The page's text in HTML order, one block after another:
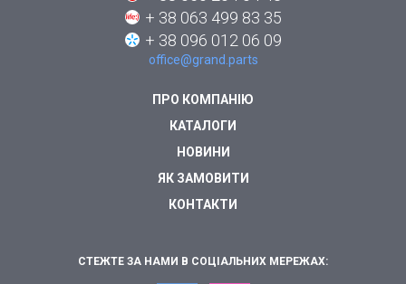
ПРО КОМПАНІЮ
КАТАЛОГИ
НОВИНИ
ЯК ЗАМОВИТИ
КОНТАКТИ
+ 38 063 499 83 35
+ 38 096 012 06 09
office@grand.parts
СТЕЖТЕ ЗА НАМИ В СОЦІАЛЬНИХ МЕРЕЖАХ: